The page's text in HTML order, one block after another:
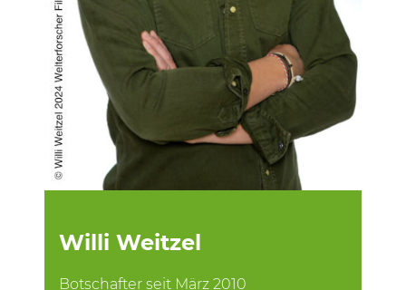
Willi Weitzel
Botschafter seit März 2010